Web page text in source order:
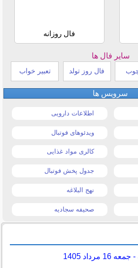
فال روزانه
سایر فال ها
فال روز تولد تعبیر خواب
سرویس ها
اطلاعات دارویی
ویدئوهای فوتبال
کالری مواد غذایی
جدول پخش فوتبال
نهج البلاغه
صحیفه سجادیه
مرداد 1405